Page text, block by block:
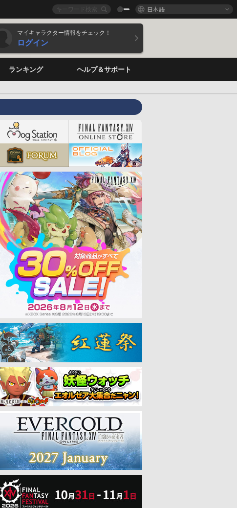
日本語
マイキャラクター情報をチェック！
ログイン
ランキング ヘルプ＆サポート